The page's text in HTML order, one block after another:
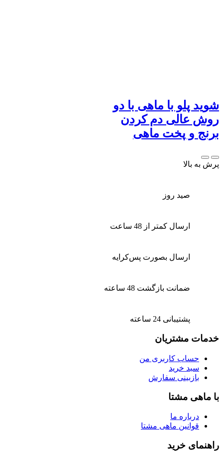
شوید پلو با ماهی با دو
روش عالی دم کردن
برنج و پخت ماهی
پرش به بالا
صید روز
ارسال کمتر از 48 ساعت
ارسال بصورت پس‌کرایه
ضمانت بازگشت 48 ساعته
پشتیبانی 24 ساعته
خدمات مشتریان
حساب کاربری من
سبد خرید
بازبینی سفارش
با ماهی مشتا
درباره ما
قوانین ماهی مشتا
راهنمای خرید